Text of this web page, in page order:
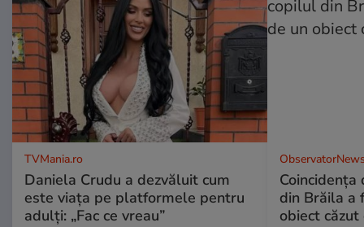
TVMania.ro
Daniela Crudu a dezvăluit cum
este viața pe platformele pentru
adulți: „Fac ce vreau”
Coincidența
din Brăila a
obiect căzut